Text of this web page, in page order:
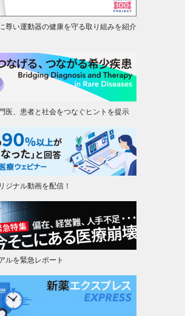
尊い運動器の健康を守る取り組みを紹介
医、患者と社会をつなぐヒントを提示
ジナル動画を配信！
ルを緊急レポート